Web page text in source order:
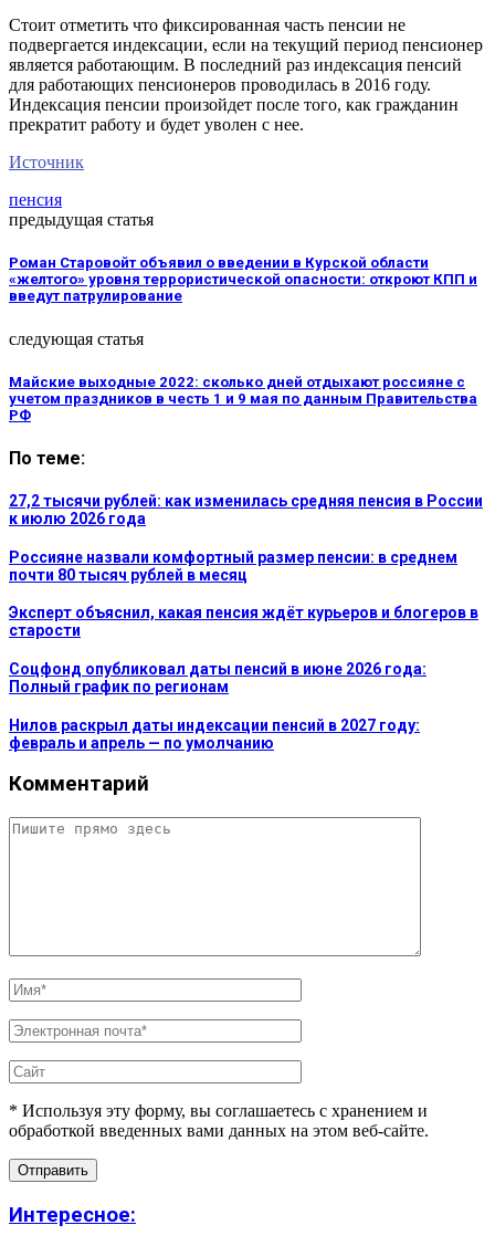
Стоит отметить что фиксированная часть пенсии не
подвергается индексации, если на текущий период пенсионер
является работающим. В последний раз индексация пенсий
для работающих пенсионеров проводилась в 2016 году.
Индексация пенсии произойдет после того, как гражданин
прекратит работу и будет уволен с нее.
Источник
пенсия
предыдущая статья
Роман Старовойт объявил о введении в Курской области
«желтого» уровня террористической опасности: откроют КПП и
введут патрулирование
следующая статья
Майские выходные 2022: сколько дней отдыхают россияне с
учетом праздников в честь 1 и 9 мая по данным Правительства
РФ
По теме:
27,2 тысячи рублей: как изменилась средняя пенсия в России
к июлю 2026 года
Россияне назвали комфортный размер пенсии: в среднем
почти 80 тысяч рублей в месяц
Эксперт объяснил, какая пенсия ждёт курьеров и блогеров в
старости
Соцфонд опубликовал даты пенсий в июне 2026 года:
Полный график по регионам
Нилов раскрыл даты индексации пенсий в 2027 году:
февраль и апрель — по умолчанию
Комментарий
* Используя эту форму, вы соглашаетесь с хранением и
обработкой введенных вами данных на этом веб-сайте.
Интересное: